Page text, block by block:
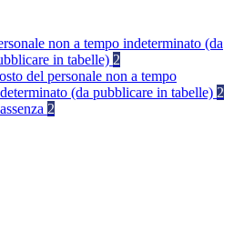
non a tempo indeterminato (da
in tabelle) 2
del personale non a tempo
(da pubblicare in tabelle) 2
2